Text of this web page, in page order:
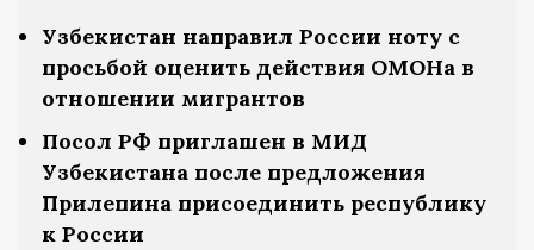
Узбекистан направил России ноту с
просьбой оценить действия ОМОНа в
отношении мигрантов
Посол РФ приглашен в МИД
Узбекистана после предложения
Прилепина присоединить республику
к России